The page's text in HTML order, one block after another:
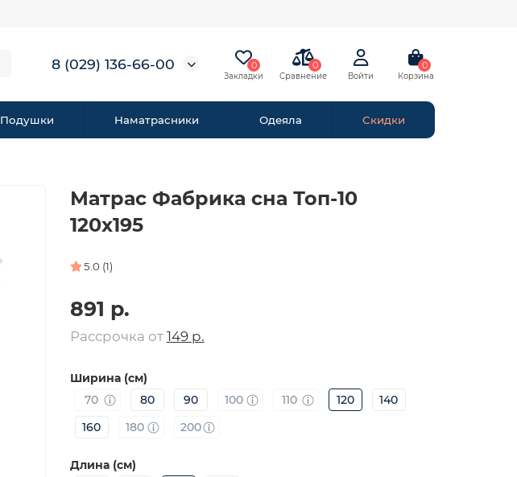
8 (029) 136-66-00 0 0 0
Подушки Наматрасники Одеяла Скидки
Матрас Фабрика сна Топ-10
120х195
5.0 (1)
891 р.
Рассрочка от 149 р.
Ширина (см)
70
80 90 100 110 120
140
160
180 200
Длина (см)